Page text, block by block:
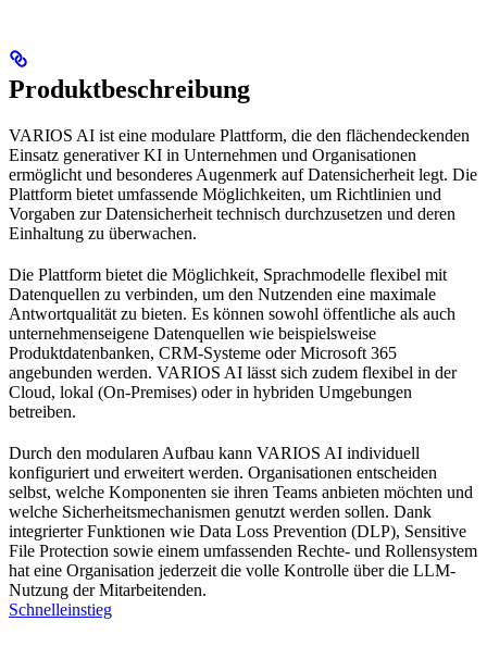
Produktbeschreibung
VARIOS AI ist eine modulare Plattform, die den flächendeckenden
Einsatz generativer KI in Unternehmen und Organisationen
ermöglicht und besonderes Augenmerk auf Datensicherheit legt. Die
Plattform bietet umfassende Möglichkeiten, um Richtlinien und
Vorgaben zur Datensicherheit technisch durchzusetzen und deren
Einhaltung zu überwachen.
Die Plattform bietet die Möglichkeit, Sprachmodelle flexibel mit
Datenquellen zu verbinden, um den Nutzenden eine maximale
Antwortqualität zu bieten. Es können sowohl öffentliche als auch
unternehmenseigene Datenquellen wie beispielsweise
Produktdatenbanken, CRM-Systeme oder Microsoft 365
angebunden werden. VARIOS AI lässt sich zudem flexibel in der
Cloud, lokal (On-Premises) oder in hybriden Umgebungen
betreiben.
Durch den modularen Aufbau kann VARIOS AI individuell
konfiguriert und erweitert werden. Organisationen entscheiden
selbst, welche Komponenten sie ihren Teams anbieten möchten und
welche Sicherheitsmechanismen genutzt werden sollen. Dank
integrierter Funktionen wie Data Loss Prevention (DLP), Sensitive
File Protection sowie einem umfassenden Rechte- und Rollensystem
hat eine Organisation jederzeit die volle Kontrolle über die LLM-
Nutzung der Mitarbeitenden.
Schnelleinstieg